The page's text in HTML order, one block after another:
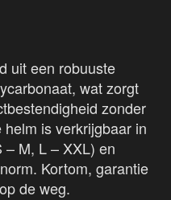
uit een robuuste
wat zorgt
zonder
is verkrijgbaar in
M, L – XXL) en
Kortom, garantie
de weg.